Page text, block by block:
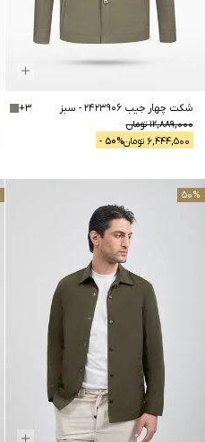
شکت چهار جیب 2423906 - سبز
12,889,000تومان
6,444,500 تومان 50% -
+3
50%